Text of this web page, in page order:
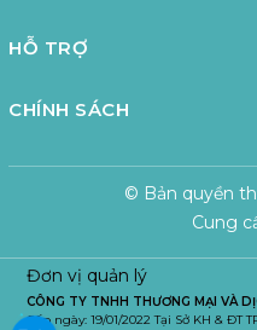
HỖ TRỢ
CHÍNH SÁCH
© Bản quyền
Cung
Đơn vị quản lý
CÔNG TY TNHH THƯƠNG MẠI VÀ
Cấp ngày: 19/01/2022 Tại Sở KH & ĐT